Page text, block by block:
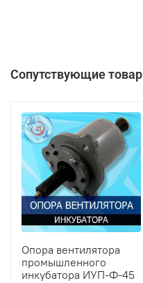
Сопутствующие
Опора вентилятора
промышленного
инкубатора ИУП-Ф-45